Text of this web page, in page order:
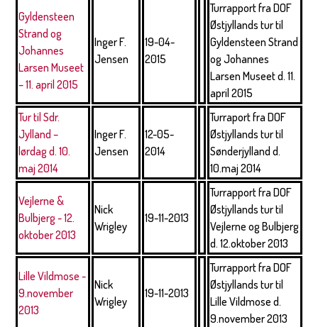
Gyldensteen
Strand og
Johannes
Larsen Museet
– 11. april 2015
Inger F.
Jensen
19-04-
2015
Turrapport fra DOF
Østjyllands tur til
Gyldensteen Strand
og Johannes
Larsen Museet d. 11.
april 2015
Tur til Sdr.
Jylland –
lørdag d. 10.
maj 2014
Inger F.
Jensen
12-05-
2014
Turraport fra DOF
Østjyllands tur til
Sønderjylland d.
10.maj 2014
Vejlerne &
Bulbjerg - 12.
oktober 2013
Nick
Wrigley
19-11-2013
Turrapport fra DOF
Østjyllands tur til
Vejlerne og Bulbjerg
d. 12.oktober 2013
Lille Vildmose -
9.november
2013
Nick
Wrigley
19-11-2013
Turrapport fra DOF
Østjyllands tur til
Lille Vildmose d.
9.november 2013